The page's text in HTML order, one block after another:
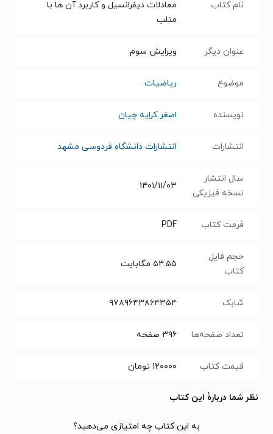
نام کتاب
معادلات دیفرانسیل و کاربرد آن ها با
متلب
عنوان دیگر ویرایش سوم
موضوع ریاضیات
نویسنده اصغر کرایه چیان
انتشارات انتشارات دانشگاه فردوسی مشهد
سال انتشار
نسخه فیزیکی
۱۴۰۱/۱۱/۰۳
فرمت کتاب PDF
حجم فایل
کتاب
۵۴.۵۵ مگابایت
شابک ۹۷۸۹۶۴۳۸۶۴۳۵۴
تعداد صفحه‌ها ۳۹۶ صفحه
قیمت کتاب ۱۲۰۰۰۰ تومان
نظر شما دربارهٔ این کتاب
به این کتاب چه امتیازی می‌دهید؟